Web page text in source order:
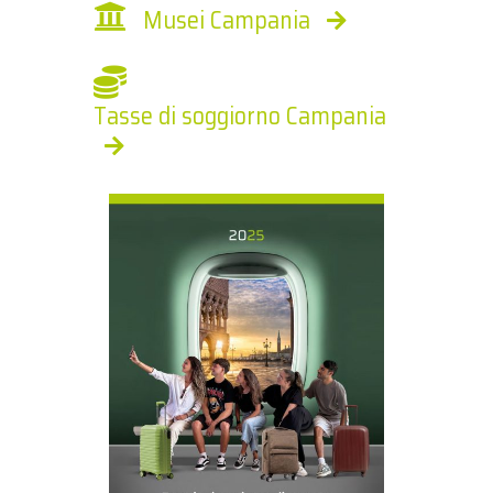
Musei Campania
Tasse di soggiorno Campania